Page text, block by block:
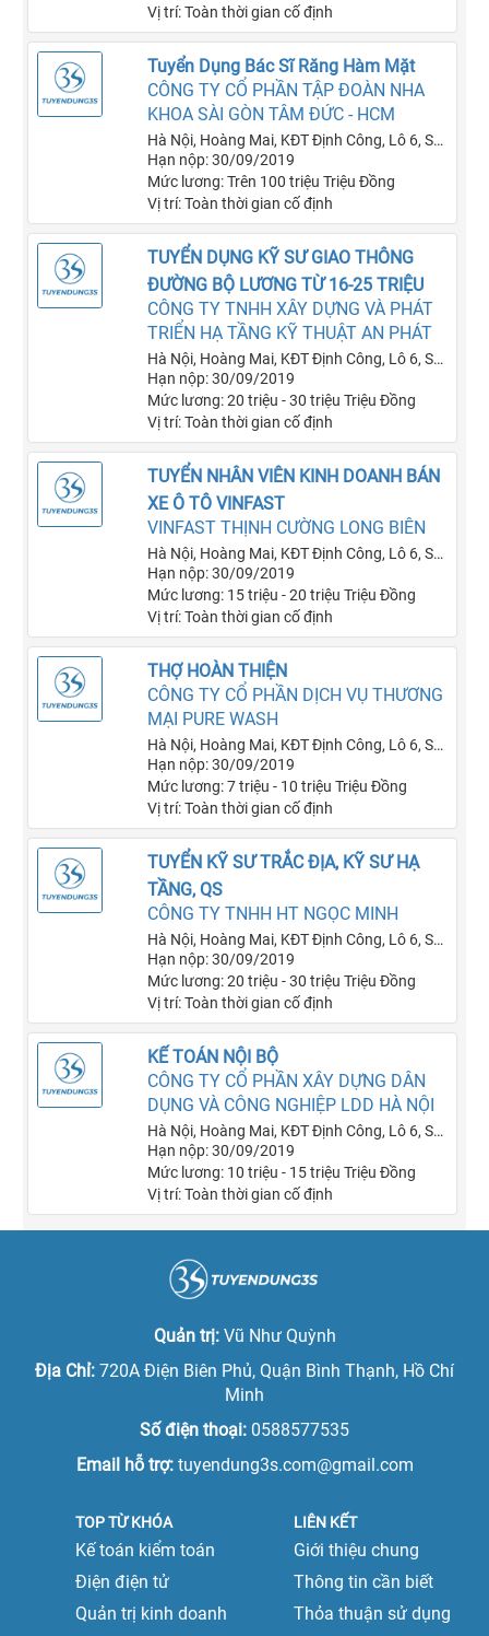
Vị trí: Toàn thời gian cố định
Tuyển Dụng Bác Sĩ Răng Hàm Mặt
CÔNG TY CỔ PHẦN TẬP ĐOÀN NHA
KHOA SÀI GÒN TÂM ĐỨC - HCM
Hà Nội, Hoàng Mai, KĐT Định Công, Lô 6, Số
nhà 50B
Hạn nộp: 30/09/2019
Mức lương: Trên 100 triệu Triệu Đồng
Vị trí: Toàn thời gian cố định
TUYỂN DỤNG KỸ SƯ GIAO THÔNG
ĐƯỜNG BỘ LƯƠNG TỪ 16-25 TRIỆU
CÔNG TY TNHH XÂY DỰNG VÀ PHÁT
TRIỂN HẠ TẦNG KỸ THUẬT AN PHÁT
Hà Nội, Hoàng Mai, KĐT Định Công, Lô 6, Số
nhà 50B
Hạn nộp: 30/09/2019
Mức lương: 20 triệu - 30 triệu Triệu Đồng
Vị trí: Toàn thời gian cố định
TUYỂN NHÂN VIÊN KINH DOANH BÁN
XE Ô TÔ VINFAST
VINFAST THỊNH CƯỜNG LONG BIÊN
Hà Nội, Hoàng Mai, KĐT Định Công, Lô 6, Số
nhà 50B
Hạn nộp: 30/09/2019
Mức lương: 15 triệu - 20 triệu Triệu Đồng
Vị trí: Toàn thời gian cố định
THỢ HOÀN THIỆN
CÔNG TY CỔ PHẦN DỊCH VỤ THƯƠNG
MẠI PURE WASH
Hà Nội, Hoàng Mai, KĐT Định Công, Lô 6, Số
nhà 50B
Hạn nộp: 30/09/2019
Mức lương: 7 triệu - 10 triệu Triệu Đồng
Vị trí: Toàn thời gian cố định
TUYỂN KỸ SƯ TRẮC ĐỊA, KỸ SƯ HẠ
TẦNG, QS
CÔNG TY TNHH HT NGỌC MINH
Hà Nội, Hoàng Mai, KĐT Định Công, Lô 6, Số
nhà 50B
Hạn nộp: 30/09/2019
Mức lương: 20 triệu - 30 triệu Triệu Đồng
Vị trí: Toàn thời gian cố định
KẾ TOÁN NỘI BỘ
CÔNG TY CỔ PHẦN XÂY DỰNG DÂN
DỤNG VÀ CÔNG NGHIỆP LDD HÀ NỘI
Hà Nội, Hoàng Mai, KĐT Định Công, Lô 6, Số
nhà 50B
Hạn nộp: 30/09/2019
Mức lương: 10 triệu - 15 triệu Triệu Đồng
Vị trí: Toàn thời gian cố định
Quản trị: Vũ Như Quỳnh
Địa Chỉ: 720A Điện Biên Phủ, Quận Bình Thạnh, Hồ Chí
Minh
Số điện thoại: 0588577535
Email hỗ trợ: tuyendung3s.com@gmail.com
TOP TỪ KHÓA
Kế toán kiểm toán
Điện điện tử
Quản trị kinh doanh
LIÊN KẾT
Giới thiệu chung
Thông tin cần biết
Thỏa thuận sử dụng